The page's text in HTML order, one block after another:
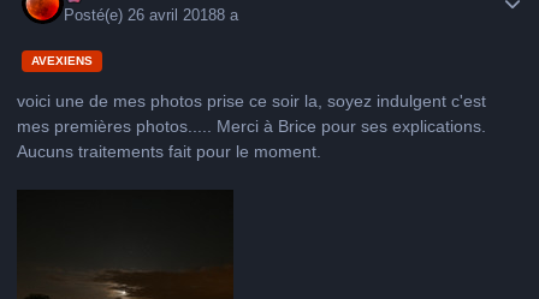
Posté(e) 26 avril 20188 a
AVEXIENS
voici une de mes photos prise ce soir la, soyez indulgent c'est
mes premières photos..... Merci à Brice pour ses explications.
Aucuns traitements fait pour le moment.